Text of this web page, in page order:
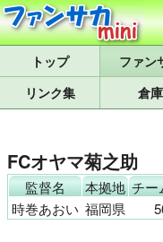
トップ
リンク集
倉庫
FCオヤマ菊之助
監督名 本拠地 チー
時巻あおい 福岡県